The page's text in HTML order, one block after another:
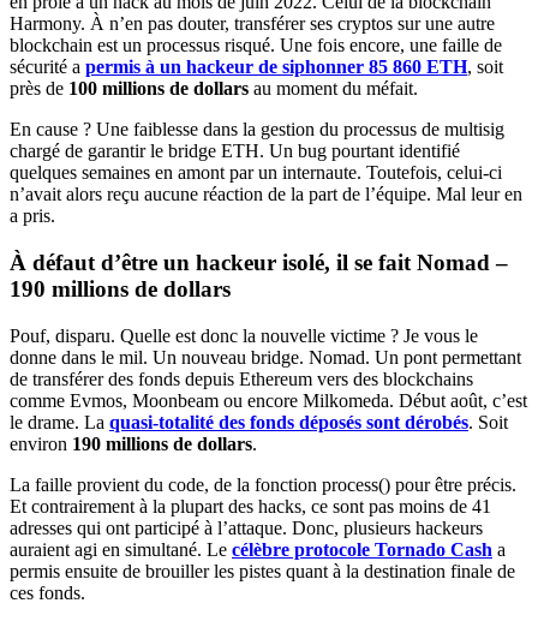
Harmony. À n’en pas douter, transférer ses cryptos sur une autre
blockchain est un processus risqué. Une fois encore, une faille de
sécurité a permis à un hackeur de siphonner 85 860 ETH, soit
près de 100 millions de dollars au moment du méfait.
En cause ? Une faiblesse dans la gestion du processus de multisig
chargé de garantir le bridge ETH. Un bug pourtant identifié
quelques semaines en amont par un internaute. Toutefois, celui-ci
n’avait alors reçu aucune réaction de la part de l’équipe. Mal leur en
a pris.
À défaut d’être un hackeur isolé, il se fait Nomad –
190 millions de dollars
Pouf, disparu. Quelle est donc la nouvelle victime ? Je vous le
donne dans le mil. Un nouveau bridge. Nomad. Un pont permettant
de transférer des fonds depuis Ethereum vers des blockchains
comme Evmos, Moonbeam ou encore Milkomeda. Début août, c’est
le drame. La quasi-totalité des fonds déposés sont dérobés. Soit
environ 190 millions de dollars.
La faille provient du code, de la fonction process() pour être précis.
Et contrairement à la plupart des hacks, ce sont pas moins de 41
adresses qui ont participé à l’attaque. Donc, plusieurs hackeurs
auraient agi en simultané. Le célèbre protocole Tornado Cash a
permis ensuite de brouiller les pistes quant à la destination finale de
ces fonds.